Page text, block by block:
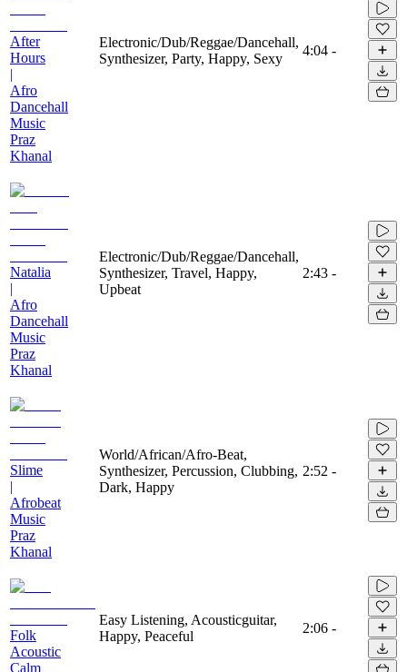
After
Hours
|
Afro
Dancehall
Music
Praz
Khanal
Electronic/Dub/Reggae/Dancehall,
Synthesizer, Party, Happy, Sexy
4:04 -
Natalia
|
Afro
Dancehall
Music
Praz
Khanal
Electronic/Dub/Reggae/Dancehall,
Synthesizer, Travel, Happy,
Upbeat
2:43 -
Slime
|
Afrobeat
Music
Praz
Khanal
World/African/Afro-Beat,
Synthesizer, Percussion, Clubbing,
Dark, Happy
2:52 -
Folk
Acoustic
Calm
Easy Listening, Acousticguitar,
Happy, Peaceful
2:06 -